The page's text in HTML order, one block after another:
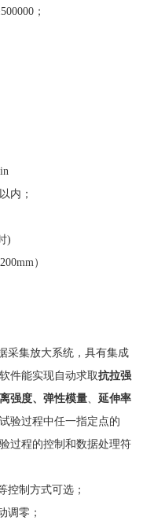
；
内；
)
）
采集放大系统，具有集成
件能实现自动求取抗拉强
强度、弹性模量、延伸率
验过程中任一指定点的
过程的控制和数据处理符
控制方式可选；
调零；